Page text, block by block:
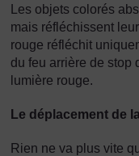
Les objets colorés
mais réfléchissent
rouge réfléchit
du feu arrière de stop
lumière rouge.
Le déplacement de
Rien ne va plus vite